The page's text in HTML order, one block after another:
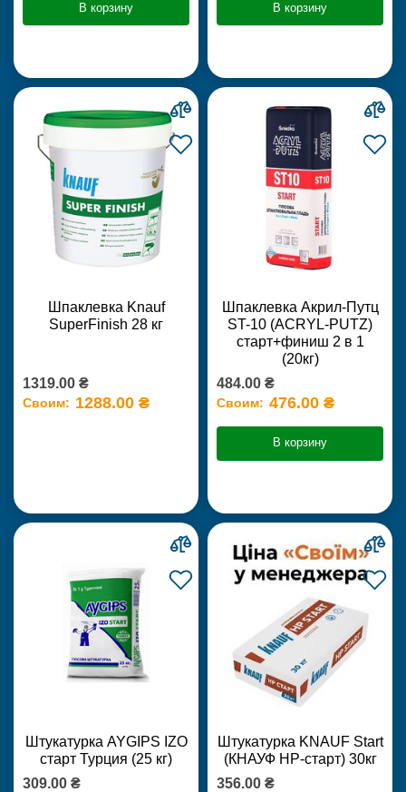
В корзину В корзину
Шпаклевка Knauf
SuperFinish 28 кг
1319.00 ₴
Своим: 1288.00 ₴
Шпаклевка Акрил-Путц
ST-10 (ACRYL-PUTZ)
старт+финиш 2 в 1
(20кг)
484.00 ₴
Своим: 476.00 ₴
В корзину
Штукатурка AYGIPS IZO
старт Турция (25 кг)
309.00 ₴
Штукатурка KNAUF Start
(КНАУФ НР-старт) 30кг
356.00 ₴